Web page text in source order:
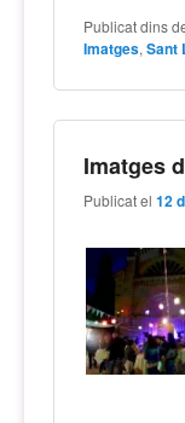
Publicat dins
Imatges,Sant
Imatges
Publicat el12